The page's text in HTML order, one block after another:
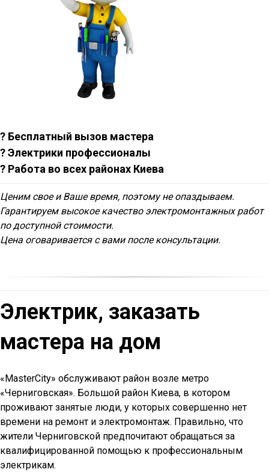
? Бесплатный вызов мастера
? Электрики профессионалы
? Работа во всех районах Киева
Ценим свое и Ваше время, поэтому не опаздываем.
Гарантируем высокое качество электромонтажных работ
по доступной стоимости.
Цена оговаривается с вами после консультации.
Электрик, заказать
мастера на дом
«MasterCity» обслуживают район возле метро
«Черниговская». Большой район Киева, в котором
проживают занятые люди, у которых совершенно нет
времени на ремонт и электромонтаж. Правильно, что
жители Черниговской предпочитают обращаться за
квалифицированной помощью к профессиональным
электрикам.